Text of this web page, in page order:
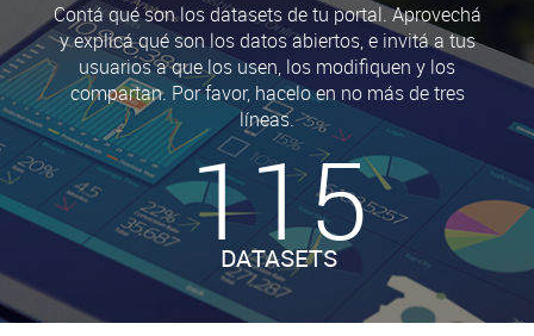
Contá qué son los datasets de tu portal. Aprovechá
y explicá qué son los datos abiertos, e invitá a tus
usuarios a que los usen, los modifiquen y los
compartan. Por favor, hacelo en no más de tres
líneas.
115
DATASETS